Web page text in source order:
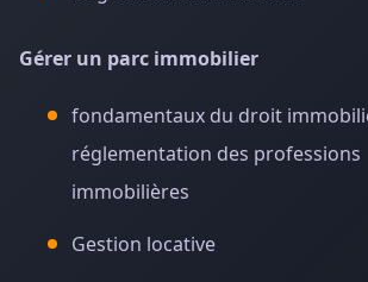
Gérer un parc immobilier
fondamentaux du droit
réglementation des professions
immobilières
Gestion locative